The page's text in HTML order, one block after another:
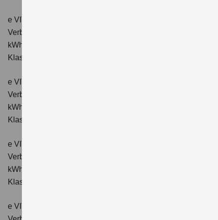
e VITARA eAxle Comfort (61 kWh-Batterie)
Verbrauchswerte: Energieverbrauch kombiniert: 15,1
kWh/100km; CO₂-Emissionen kombiniert: 0 g/km; CO₂-
Klasse: A.
e VITARA eAxle ALLGRIP-e Comfort (61 kWh-Batterie)
Verbrauchswerte: Energieverbrauch kombiniert: 16,6
kWh/100km; CO₂-Emissionen kombiniert: 0 g/km; CO₂-
Klasse: A.
e VITARA eAxle Comfort+ (61 kWh-Batterie)
Verbrauchswerte: Energieverbrauch kombiniert: 15,1
kWh/100km; CO₂-Emissionen kombiniert: 0 g/km; CO₂-
Klasse: A.
e VITARA eAxle ALLGRIP-e Comfort+ (61 kWh-Batterie)